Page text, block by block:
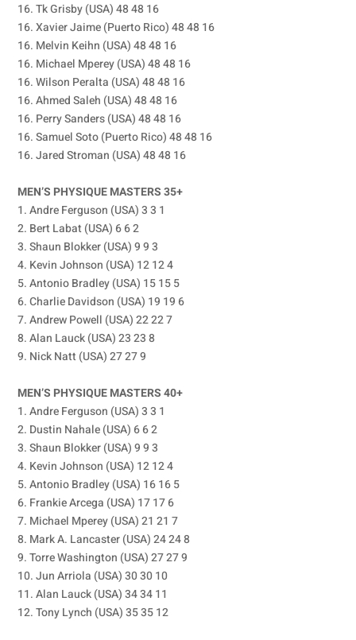
16. Tk Grisby (USA) 48 48 16
16. Xavier Jaime (Puerto Rico) 48 48 16
16. Melvin Keihn (USA) 48 48 16
16. Michael Mperey (USA) 48 48 16
16. Wilson Peralta (USA) 48 48 16
16. Ahmed Saleh (USA) 48 48 16
16. Perry Sanders (USA) 48 48 16
16. Samuel Soto (Puerto Rico) 48 48 16
16. Jared Stroman (USA) 48 48 16
MEN’S PHYSIQUE MASTERS 35+
1. Andre Ferguson (USA) 3 3 1
2. Bert Labat (USA) 6 6 2
3. Shaun Blokker (USA) 9 9 3
4. Kevin Johnson (USA) 12 12 4
5. Antonio Bradley (USA) 15 15 5
6. Charlie Davidson (USA) 19 19 6
7. Andrew Powell (USA) 22 22 7
8. Alan Lauck (USA) 23 23 8
9. Nick Natt (USA) 27 27 9
MEN’S PHYSIQUE MASTERS 40+
1. Andre Ferguson (USA) 3 3 1
2. Dustin Nahale (USA) 6 6 2
3. Shaun Blokker (USA) 9 9 3
4. Kevin Johnson (USA) 12 12 4
5. Antonio Bradley (USA) 16 16 5
6. Frankie Arcega (USA) 17 17 6
7. Michael Mperey (USA) 21 21 7
8. Mark A. Lancaster (USA) 24 24 8
9. Torre Washington (USA) 27 27 9
10. Jun Arriola (USA) 30 30 10
11. Alan Lauck (USA) 34 34 11
12. Tony Lynch (USA) 35 35 12